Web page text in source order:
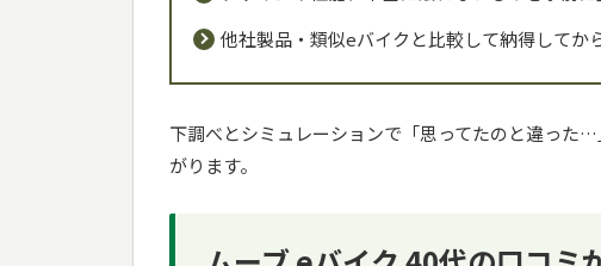
他社製品・類似eバイクと比較して納得してか
下調べとシミュレーションで「思ってたのと違った
がります。